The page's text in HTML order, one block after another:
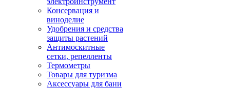
Консервация и
виноделие
Удобрения и средства
защиты растений
Антимоскитные
сетки, репелленты
Термометры
Товары для туризма
Аксессуары для бани